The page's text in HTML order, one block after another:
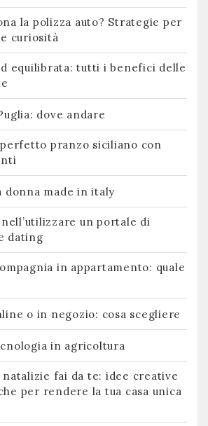
la polizza auto? Strategie per
curiosità
equilibrata: tutti i benefici delle
dove andare
pranzo siciliano con
donna made in italy
un portale di
dating
in appartamento: quale
o in negozio: cosa scegliere
in agricoltura
fai da te: idee creative
per rendere la tua casa unica